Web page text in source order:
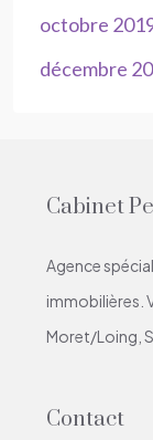
octobre
décembre
Cabinet
Agence
immobilières.
Moret/Loing,
Contact